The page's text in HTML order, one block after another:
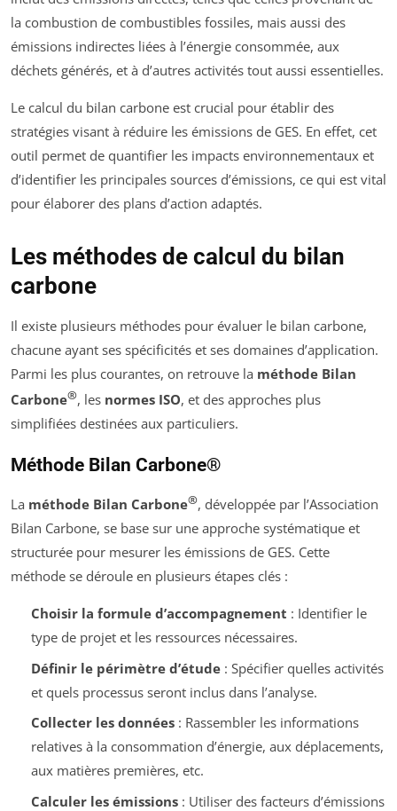
la combustion de combustibles fossiles, mais aussi des
émissions indirectes liées à l’énergie consommée, aux
déchets générés, et à d’autres activités tout aussi essentielles.
Le calcul du bilan carbone est crucial pour établir des
stratégies visant à réduire les émissions de GES. En effet, cet
outil permet de quantifier les impacts environnementaux et
d’identifier les principales sources d’émissions, ce qui est vital
pour élaborer des plans d’action adaptés.
Les méthodes de calcul du bilan
carbone
Il existe plusieurs méthodes pour évaluer le bilan carbone,
chacune ayant ses spécificités et ses domaines d’application.
Parmi les plus courantes, on retrouve la méthode Bilan
Carbone®, les normes ISO, et des approches plus
simplifiées destinées aux particuliers.
Méthode Bilan Carbone®
La méthode Bilan Carbone®, développée par l’Association
Bilan Carbone, se base sur une approche systématique et
structurée pour mesurer les émissions de GES. Cette
méthode se déroule en plusieurs étapes clés :
Choisir la formule d’accompagnement : Identifier le
type de projet et les ressources nécessaires.
Définir le périmètre d’étude: Spécifier quelles activités
et quels processus seront inclus dans l’analyse.
Collecter les données: Rassembler les informations
relatives à la consommation d’énergie, aux déplacements,
aux matières premières, etc.
Calculer les émissions: Utiliser des facteurs d’émissions